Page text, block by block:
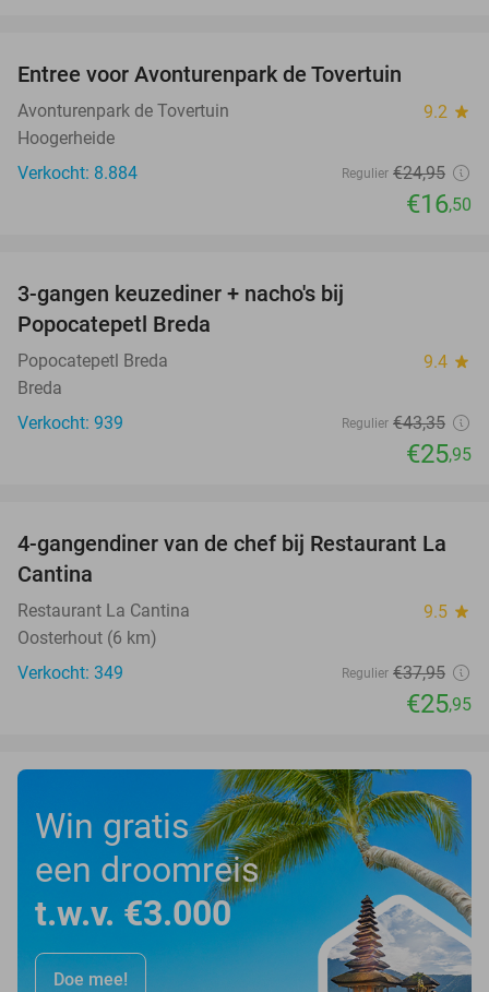
Entree voor Avonturenpark de Tovertuin
Avonturenpark de Tovertuin 9.2 star
Hoogerheide
Verkocht: 8.884
Regulier €24,95
€16,50
3-gangen keuzediner + nacho's bij
Popocatepetl Breda
Popocatepetl Breda 9.4 star
Breda
Verkocht: 939
Regulier €43,35
€25,95
32%
4-gangendiner van de chef bij Restaurant La
Cantina
Restaurant La Cantina 9.5 star
Oosterhout (6 km)
Verkocht: 349
Regulier €37,95
€25,95
Win gratis
een droomreis
t.w.v. €3.000
Doe mee!